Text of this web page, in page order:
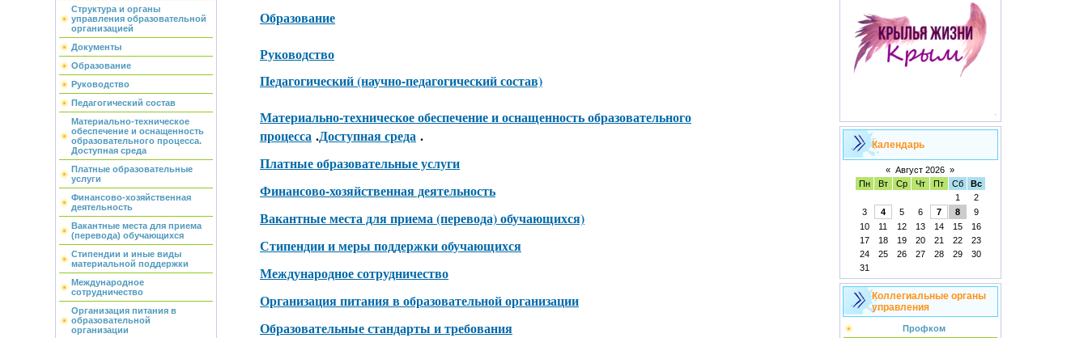
Структура и органы
управления образовательной
организацией
Документы
Образование
Руководство
Педагогический состав
Материально-техническое
обеспечение и оснащенность
образовательного процесса.
Доступная среда
Платные образовательные
услуги
Финансово-хозяйственная
деятельность
Вакантные места для приема
(перевода) обучающихся
Стипендии и иные виды
материальной поддержки
Международное
сотрудничество
Организация питания в
образовательной
организации
Образование
Руководство
Педагогический (научно-педагогический состав)
Материально-техническое обеспечение и оснащенность образовательного
процесса .Доступная среда .
Платные образовательные услуги
Финансово-хозяйственная деятельность
Вакантные места для приема (перевода) обучающихся)
Стипендии и меры поддержки обучающихся
Международное сотрудничество
Организация питания в образовательной организации
Образовательные стандарты и требования
Календарь
« Август 2026 »
Пн
Вт Ср Чт Пт Сб
Вс
1
2
3
4 5 6 7 8
9
10
11 12 13 14 15
16
17
18 19 20 21 22
23
24
25 26 27 28 29
30
31
Коллегиальные органы
управления
Профком